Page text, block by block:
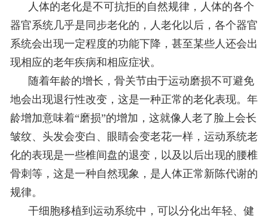
人体的老化是不可抗拒的自然规律，人体的各个
器官系统几乎是同步老化的，人老化以后，各个器官
系统会出现一定程度的功能下降，甚至某些人还会出
现相应的老年疾病和相应症状。
随着年龄的增长，骨关节由于运动磨损不可避免
地会出现退行性改变，这是一种正常的老化表现。年
龄增加意味着“磨损”的增加，这就像人老了脸上会长
皱纹、头发会变白、眼睛会变老花一样，运动系统老
化的表现是一些椎间盘的退变，以及以后出现的腰椎
骨刺等，这是一种自然现象，是人体正常新陈代谢的
规律。
干细胞移植到运动系统中，可以分化出年轻、健